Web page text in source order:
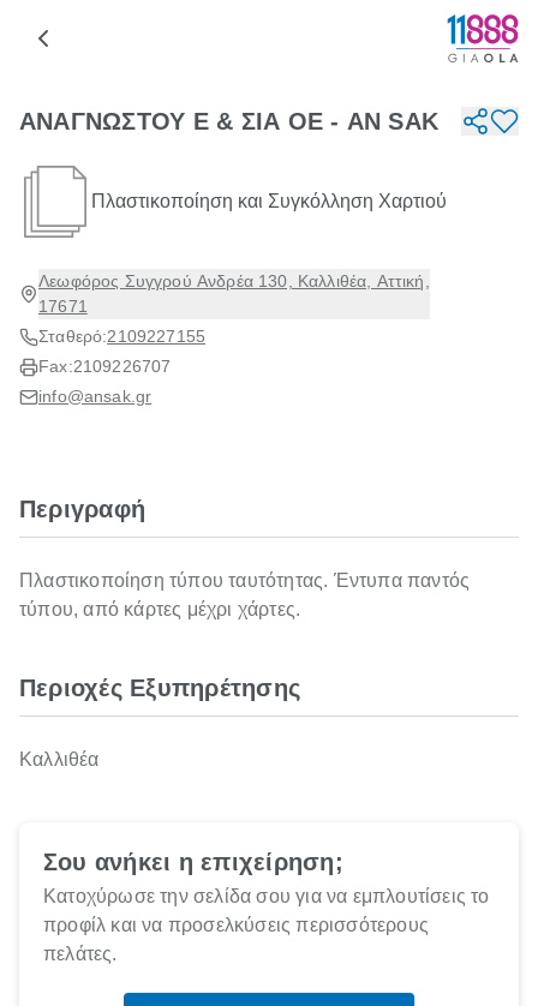
ΑΝΑΓΝΩΣΤΟΥ Ε & ΣΙΑ ΟΕ - AN SAK
Πλαστικοποίηση και Συγκόλληση Χαρτιού
Λεωφόρος Συγγρού Ανδρέα 130, Καλλιθέα, Αττική,
17671
Σταθερό:2109227155
Fax:2109226707
info@ansak.gr
Περιγραφή
Πλαστικοποίηση τύπου ταυτότητας. Έντυπα παντός
τύπου, από κάρτες μέχρι χάρτες.
Περιοχές Εξυπηρέτησης
Καλλιθέα
Σου ανήκει η επιχείρηση;
Κατοχύρωσε την σελίδα σου για να εμπλουτίσεις το
προφίλ και να προσελκύσεις περισσότερους
πελάτες.